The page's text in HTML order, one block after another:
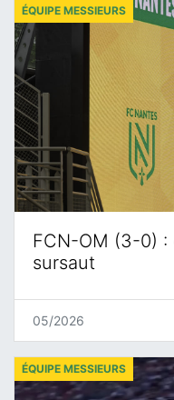
FCN-OM (3-0)
sursaut
ÉQUIPE MESSIEURS
05/2026
ÉQUIPE MESSIEURS